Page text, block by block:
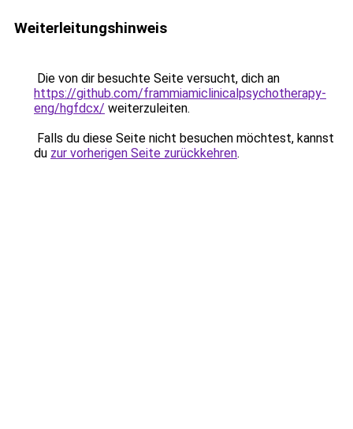
Weiterleitungshinweis
Die von dir besuchte Seite versucht, dich an
https://github.com/frammiamiclinicalpsychotherapy-
eng/hgfdcx/ weiterzuleiten.
Falls du diese Seite nicht besuchen möchtest, kannst
du zur vorherigen Seite zurückkehren.